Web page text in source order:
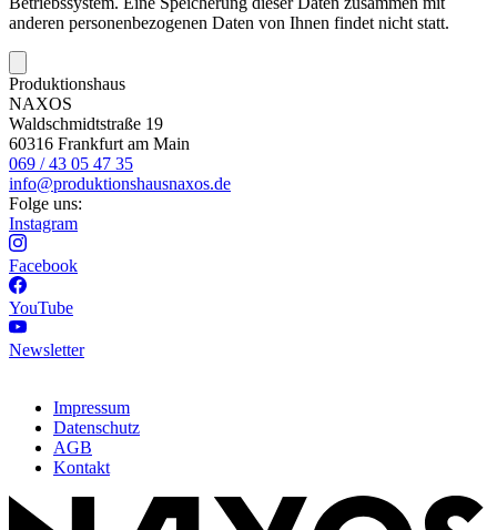
anderen personenbezogenen Daten von Ihnen findet nicht statt.
Produktionshaus
NAXOS
Waldschmidtstraße 19
60316 Frankfurt am Main
069 / 43 05 47 35
info@produktionshausnaxos.de
Folge uns:
Instagram
Facebook
YouTube
Newsletter
Impressum
Datenschutz
AGB
Kontakt